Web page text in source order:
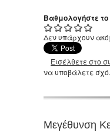
Βαθμολογήστε
Δεν υπάρχουν
Εισέλθετε στο
να υποβάλετε
Μεγέθυνση